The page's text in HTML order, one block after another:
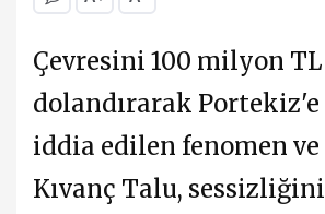
Çevresini 100 milyon TL
dolandırarak Portekiz'e
iddia edilen fenomen
Kıvanç Talu,